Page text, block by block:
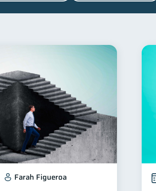
Consejos
Ciberseguridad
4 Criptomonedas Cuenta
Finanzas Personales 1 Educación
inversiones Salud mental
información financiera
Farah Figueroa